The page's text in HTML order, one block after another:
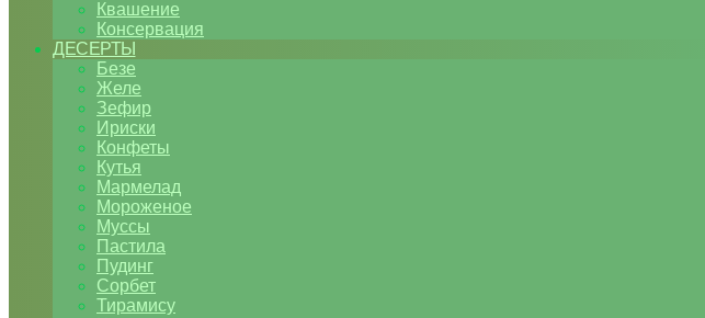
Квашение
Консервация
ДЕСЕРТЫ
Безе
Желе
Зефир
Ириски
Конфеты
Кутья
Мармелад
Мороженое
Муссы
Пастила
Пудинг
Сорбет
Тирамису